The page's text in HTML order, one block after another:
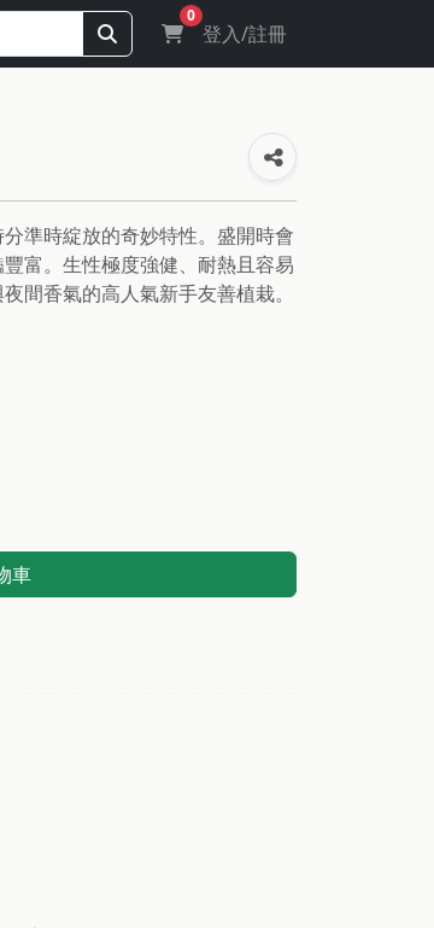
0
登入/註冊
準時綻放的奇妙特性。盛開時會
富。生性極度強健、耐熱且容易
間香氣的高人氣新手友善植栽。
車